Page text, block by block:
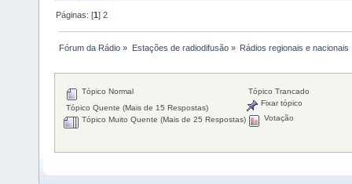
Páginas: [1]2
Fórum da Rádio » Estações de radiodifusão» Rádios regionais e nacionais
Tópico Normal
Tópico Quente (Mais de 15 Respostas)
Tópico Muito Quente (Mais de 25 Respostas)
Tópico Trancado
Fixar tópico
Votação